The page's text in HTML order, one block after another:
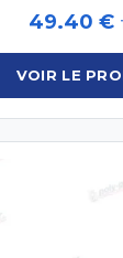
49.40 €
VOIR LE